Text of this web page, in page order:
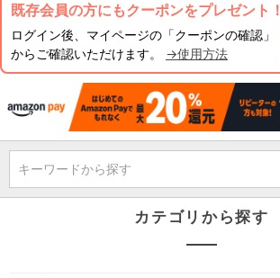
既存会員の方にもクーポンをプレゼント！
ログイン後、マイページの「クーポンの確認」
からご確認いただけます。 →使用方法
キーワードから探す
カテゴリから探す